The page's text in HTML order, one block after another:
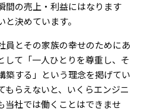
間の売上・利益にはなります
決めています。
員とその家族の幸せのためにあ
して「一人ひとりを尊重し、そ
築する」という理念を掲げてい
もらえないと、いくらエンジニ
当社では働くことはできませ